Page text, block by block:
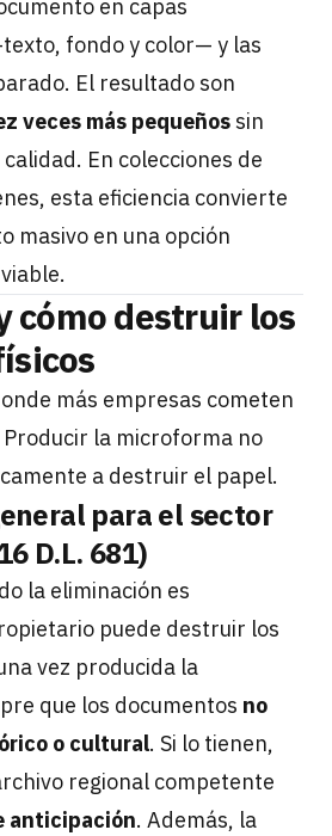
en capas
fondo y color— y las
El resultado son
veces más pequeñossin
En colecciones de
esta eficiencia convierte
masivo en una opción
cómo destruir los
más empresas cometen
la microforma no
a destruir el papel.
para el sector
D.L. 681)
la eliminación es
puede destruir los
vez producida la
que los documentos no
o cultural. Si lo tienen,
regional competente
anticipación. Además, la